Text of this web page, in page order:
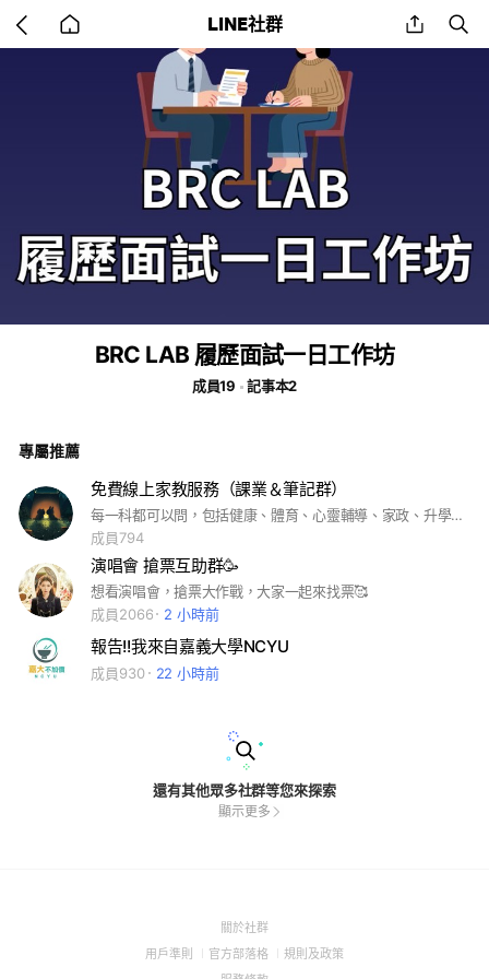
back
to
LINE社群 share
BRC LAB 履歷面試一日工作坊
成員19 記事本2
專屬推薦
免費線上家教服務（課業＆筆記群）
每一科都可以問，包括健康、體育、心靈輔導、家政、升學問題或者生活方面的問題都可以提出來＃家教＃免費＃任何問題
成員794
演唱會 搶票互助群🥳
想看演唱會，搶票大作戰，大家一起來找票🥰
成員2066
2 小時前
報告!!我來自嘉義大學NCYU
成員930 22 小時前
還有其他眾多社群等您來探索
顯示更多
關於社群(Open
用戶準則
(Open
官方部落格
(Open
規則及政策(Open